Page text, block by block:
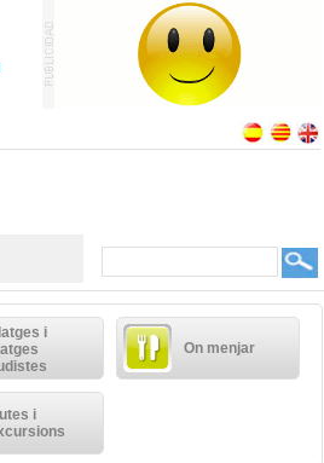
i
On menjar
i